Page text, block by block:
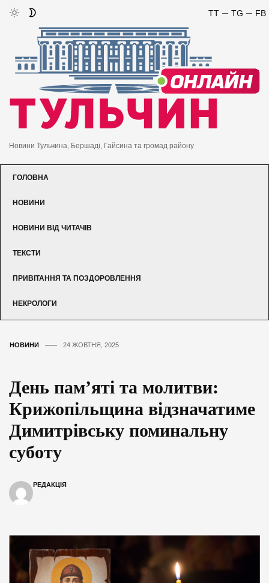
FB
TG
TT
Новини Тульчина, Бершаді, Гайсина та громад району
ГОЛОВНА
НОВИНИ
НОВИНИ ВІД ЧИТАЧІВ
ТЕКСТИ
ПРИВІТАННЯ ТА ПОЗДОРОВЛЕННЯ
НЕКРОЛОГИ
НОВИНИ 24 ЖОВТНЯ, 2025
День пам’яті та молитви:
Крижопільщина відзначатиме
Димитрівську поминальну
суботу
РЕДАКЦІЯ